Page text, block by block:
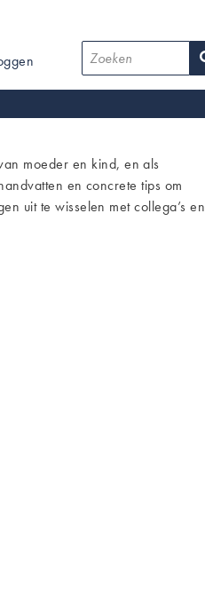
moeder en kind, en als
en concrete tips om
uit te wisselen met collega’s en